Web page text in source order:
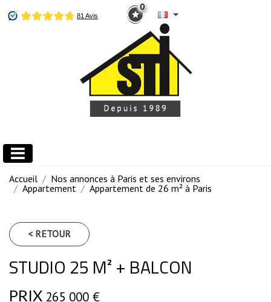
0
Accueil
Nos annonces à Paris et ses environs
Appartement
Appartement de 26 m² à Paris
< RETOUR
STUDIO 25 M² + BALCON
PRIX 265 000 €